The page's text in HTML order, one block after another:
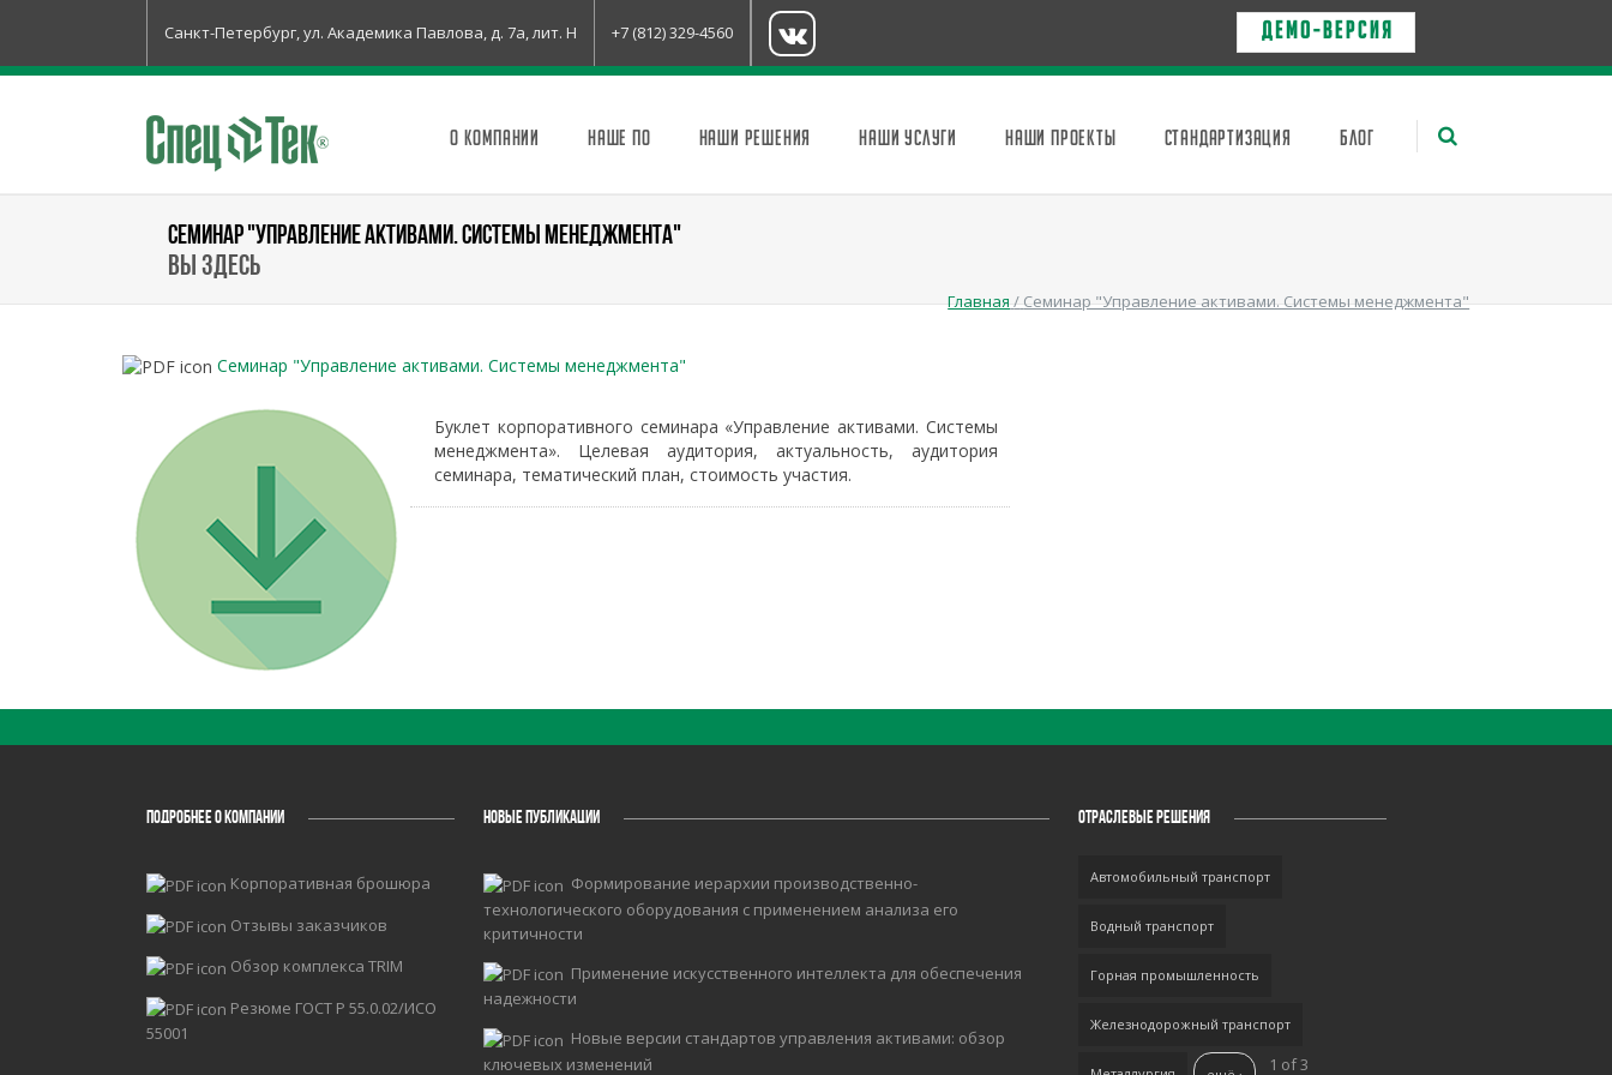
Санкт-Петербург, ул. Академика Павлова, д. 7а, лит. Н +7 (812) 329-4560 Д Е М О - в е р с и я
О КОМПАНИИ НАШЕ ПО НАШИ РЕШЕНИЯ НАШИ УСЛУГИ НАШИ ПРОЕКТЫ СТАНДАРТИЗАЦИЯ БЛОГ
СЕМИНАР "УПРАВЛЕНИЕ АКТИВАМИ. СИСТЕМЫ МЕНЕДЖМЕНТА"
Вы здесь
Главная/Семинар "Управление активами. Системы менеджмента"
Семинар "Управление активами. Системы менеджмента"
Буклет корпоративного семинара «Управление активами. Системы
менеджмента». Целевая аудитория, актуальность, аудитория
семинара, тематический план, стоимость участия.
ПОДРОБНЕЕ О КОМПАНИИ
Корпоративная брошюра
Отзывы заказчиков
Обзор комплекса TRIM
Резюме ГОСТ Р 55.0.02/ИСО
55001
НОВЫЕ ПУБЛИКАЦИИ
Формирование иерархии производственно-
технологического оборудования с применением анализа его
критичности
Применение искусственного интеллекта для обеспечения
надежности
Новые версии стандартов управления активами: обзор
ключевых изменений
ОТРАСЛЕВЫЕ РЕШЕНИЯ
Автомобильный транспорт
Водный транспорт
Горная промышленность
Железнодорожный транспорт
1 of 3